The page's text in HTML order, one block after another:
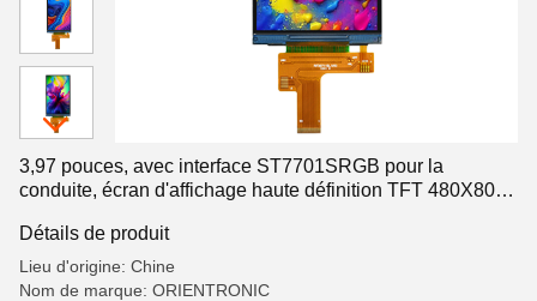
3,97 pouces, avec interface ST7701SRGB pour la
conduite, écran d'affichage haute définition TFT 480X800
Détails de produit
Lieu d'origine: Chine
Nom de marque: ORIENTRONIC